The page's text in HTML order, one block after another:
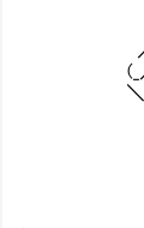
／￣￣
(_／ |
＼ ヽ|
ヽ
∨ー
'
＼
}
.